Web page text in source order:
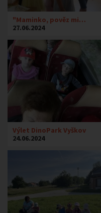
"Maminko, pověz mi…
27.06.2024
Výlet DinoPark Vyškov
24.06.2024